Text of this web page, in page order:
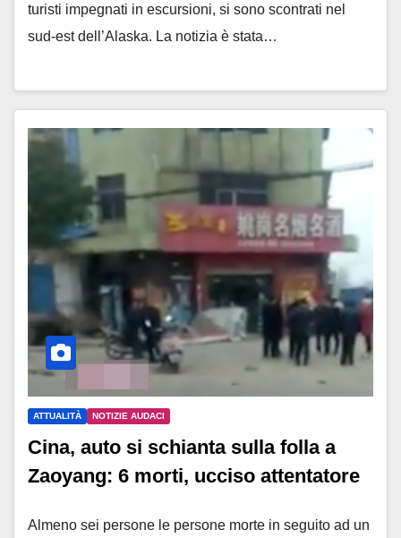
turisti impegnati in escursioni, si sono scontrati nel
sud-est dell’Alaska. La notizia è stata…
ATTUALITÀ NOTIZIE AUDACI
Cina, auto si schianta sulla folla a
Zaoyang: 6 morti, ucciso attentatore
Almeno sei persone le persone morte in seguito ad un